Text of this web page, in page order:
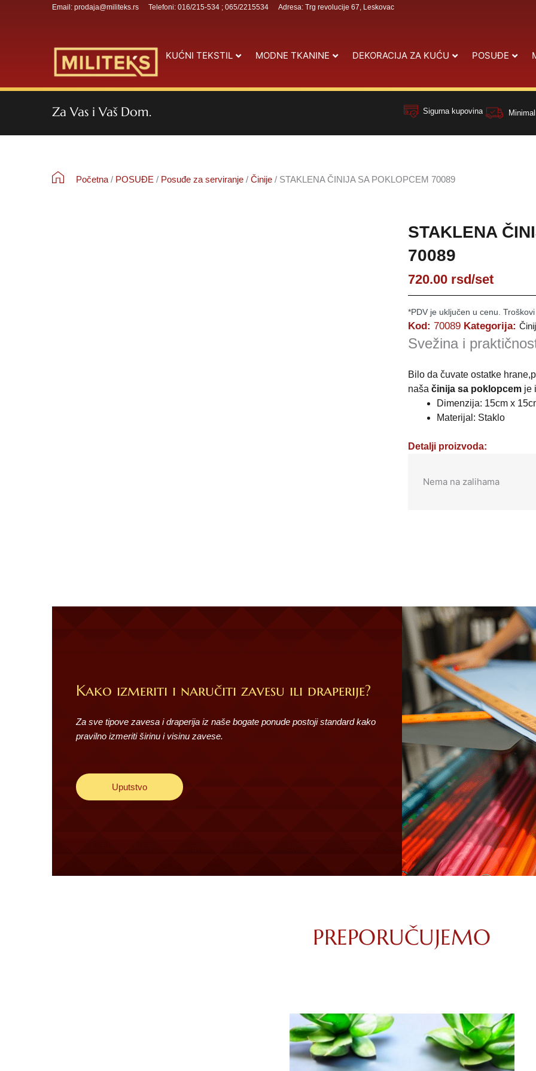
Email: prodaja@militeks.rs Telefoni: 016/215-534 ; 065/2215534 Adresa: Trg revolucije 67, Leskovac
KUĆNI TEKSTIL MODNE TKANINE DEKORACIJA ZA KUĆU POSUĐE
Za Vas i Vaš Dom. Sigurna kupovina
Početna / POSUĐE / Posuđe za serviranje / Činije / STAKLENA ČINIJA SA POKLOPCEM 70089
STAKLENA
70089
720.00 rsd/set
*PDV je uključen u cenu.
Kod: 70089 Kategorija:
Svežina i
Bilo da čuvate ostatke
naša činija sa poklopcem je
Dimenzija: 15cm x
Materijal: Staklo
Detalji proizvoda:
Nema na zalihama
Kako izmeriti i naručiti zavesu ili draperije?
Za sve tipove zavesa i draperija iz naše bogate ponude postoji standard kako
pravilno izmeriti širinu i visinu zavese.
Uputstvo
PREPORUČUJEMO